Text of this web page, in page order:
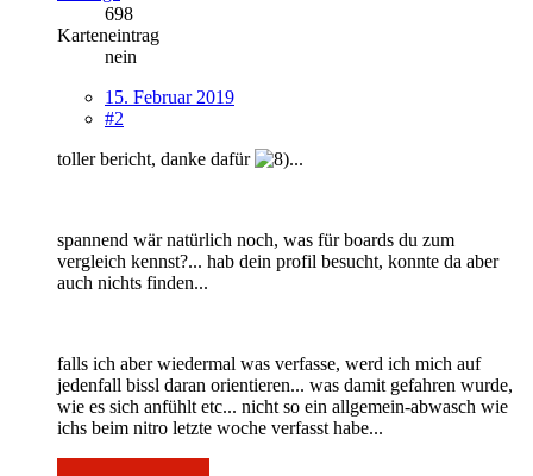
698
Karteneintrag
nein
15. Februar 2019
#2
toller bericht, danke dafür
...
spannend wär natürlich noch, was für boards du zum
vergleich kennst?... hab dein profil besucht, konnte da aber
auch nichts finden...
falls ich aber wiedermal was verfasse, werd ich mich auf
jedenfall bissl daran orientieren... was damit gefahren wurde,
wie es sich anfühlt etc... nicht so ein allgemein-abwasch wie
ichs beim nitro letzte woche verfasst habe...